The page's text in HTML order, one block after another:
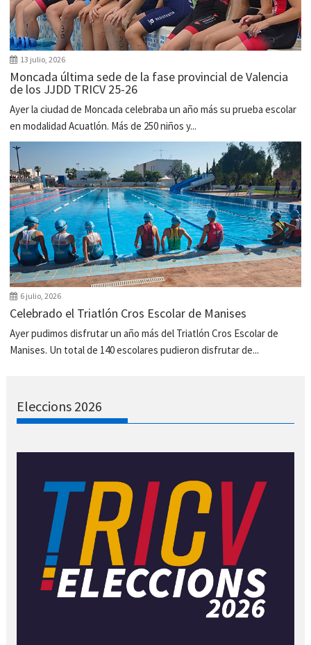
13 julio, 2026
Moncada última sede de la fase provincial de Valencia
de los JJDD TRICV 25-26
Ayer la ciudad de Moncada celebraba un año más su prueba escolar
en modalidad Acuatlón. Más de 250 niños y...
6 julio, 2026
Celebrado el Triatlón Cros Escolar de Manises
Ayer pudimos disfrutar un año más del Triatlón Cros Escolar de
Manises. Un total de 140 escolares pudieron disfrutar de...
Eleccions 2026